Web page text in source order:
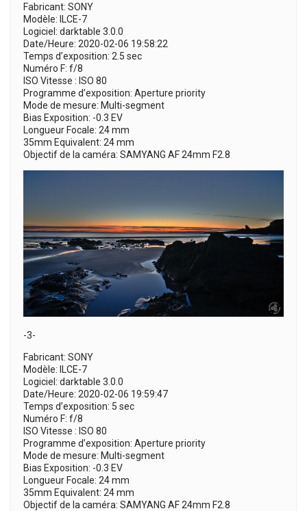
Fabricant: SONY
Modèle: ILCE-7
Logiciel: darktable 3.0.0
Date/Heure: 2020-02-06 19:58:22
Temps d’exposition: 2.5 sec
Numéro F: f/8
ISO Vitesse : ISO 80
Programme d’exposition: Aperture priority
Mode de mesure: Multi-segment
Bias Exposition: -0.3 EV
Longueur Focale: 24 mm
35mm Equivalent: 24 mm
Objectif de la caméra: SAMYANG AF 24mm F2.8
-3-
Fabricant: SONY
Modèle: ILCE-7
Logiciel: darktable 3.0.0
Date/Heure: 2020-02-06 19:59:47
Temps d’exposition: 5 sec
Numéro F: f/8
ISO Vitesse : ISO 80
Programme d’exposition: Aperture priority
Mode de mesure: Multi-segment
Bias Exposition: -0.3 EV
Longueur Focale: 24 mm
35mm Equivalent: 24 mm
Objectif de la caméra: SAMYANG AF 24mm F2.8